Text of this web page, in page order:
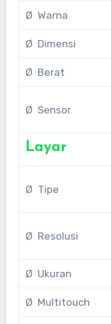
Ø Warna
Ø Dimensi
Ø Berat
Ø Sensor
Layar
Ø Tipe
Ø Resolusi
Ø Ukuran
Ø Multitouch